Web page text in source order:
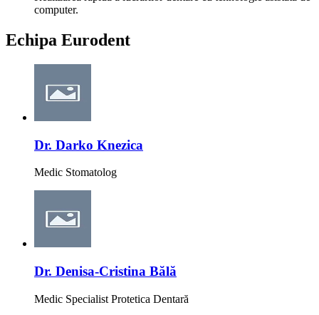
computer.
Echipa Eurodent
Dr. Darko Knezica
Medic Stomatolog
Dr. Denisa-Cristina Bălă
Medic Specialist Protetica Dentară